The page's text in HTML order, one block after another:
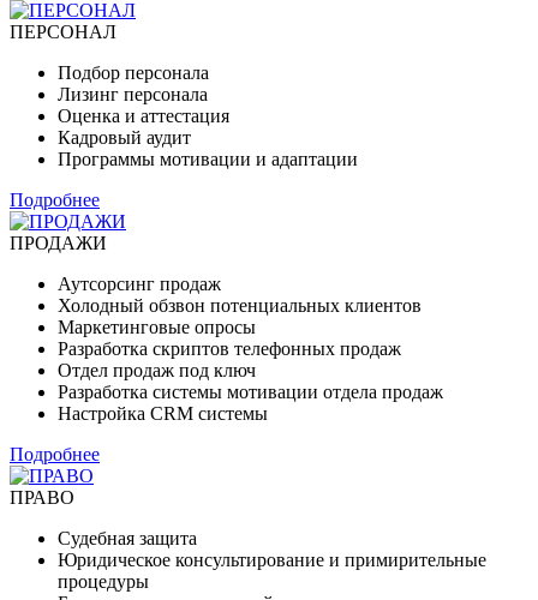
ПЕРСОНАЛ
Подбор персонала
Лизинг персонала
Оценка и аттестация
Кадровый аудит
Программы мотивации и адаптации
Подробнее
ПРОДАЖИ
Аутсорсинг продаж
Холодный обзвон потенциальных клиентов
Маркетинговые опросы
Разработка скриптов телефонных продаж
Отдел продаж под ключ
Разработка системы мотивации отдела продаж
Настройка CRM системы
Подробнее
ПРАВО
Судебная защита
Юридическое консультирование и примирительные
процедуры